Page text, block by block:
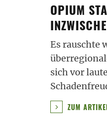
OPIUM
Es rauschte
sich vor
ZUM